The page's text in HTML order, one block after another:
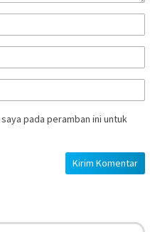
pada peramban ini untuk